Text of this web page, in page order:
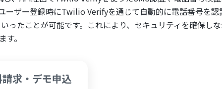
ーザー登録時にTwilio Verifyを通じて自動的に電話番号を認
ったことが可能です。これにより、セキュリティを確保し
。
求・デモ申込